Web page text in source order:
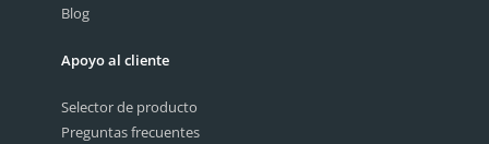
Blog
Apoyo al cliente
Selector de producto
Preguntas frecuentes